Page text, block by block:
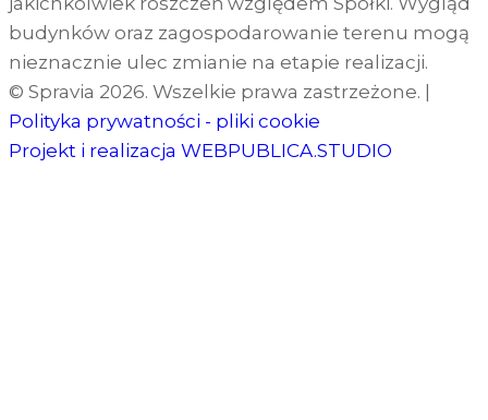
budynków oraz zagospodarowanie terenu mogą
nieznacznie ulec zmianie na etapie realizacji.
© Spravia 2026. Wszelkie prawa zastrzeżone.
Polityka prywatności - pliki cookie
Projekt i realizacja WEBPUBLICA.STUDIO